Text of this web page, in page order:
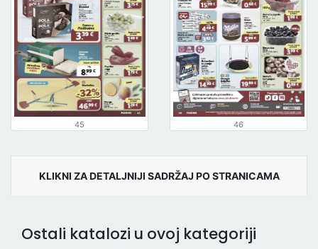
45 46
KLIKNI ZA DETALJNIJI SADRŽAJ PO STRANICAMA
Ostali katalozi u ovoj kategoriji